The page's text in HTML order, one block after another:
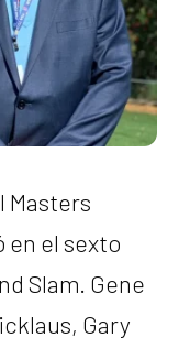
Masters
en el sexto
Slam. Gene
Gary